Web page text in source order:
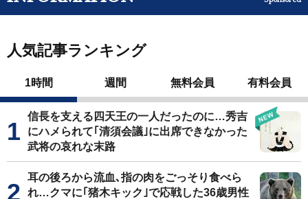
人気記事ランキング
1時間 週間 無料会員 有料会員
信長を支える四天王の一人だったのに…秀吉
にハメられて｢清須会議｣に出席できなかった
武将の哀れな末路
耳の後ろから流血､指の肉をごっそり食べら
れ…クマに｢猪木キック｣で応戦した36歳男性